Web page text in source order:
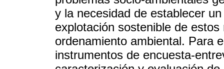
y la necesidad de establecer
explotación sostenible de
ordenamiento ambiental. Para
instrumentos de encuesta-